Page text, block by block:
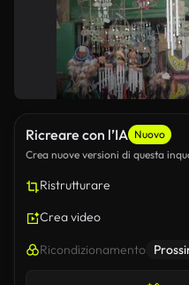
Ricreare con l’IA Nuovo
Crea nuove versioni di questa
Ristrutturare
Crea video
Ricondizionamento